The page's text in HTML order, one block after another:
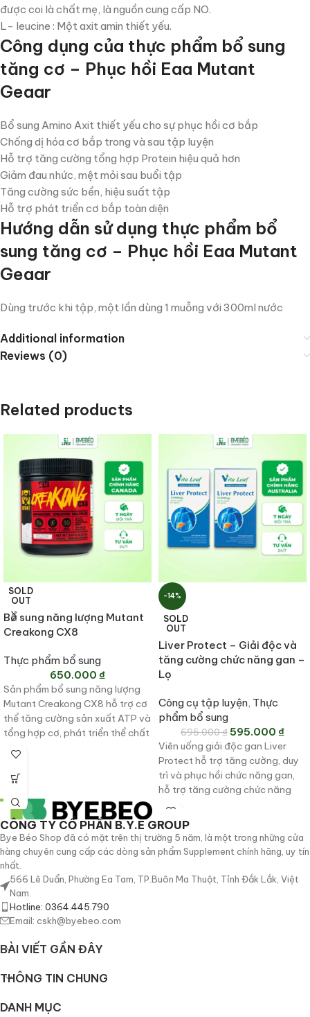
được coi là chất mẹ, là nguồn cung cấp NO.
L- leucine : Một axit amin thiết yếu.
Công dụng của thực phẩm bổ sung
tăng cơ – Phục hồi Eaa Mutant
Geaar
Bổ sung Amino Axit thiết yếu cho sự phục hồi cơ bắp
Chống dị hóa cơ bắp trong và sau tập luyện
Hỗ trợ tăng cường tổng hợp Protein hiệu quả hơn
Giảm đau nhức, mệt mỏi sau buổi tập
Tăng cường sức bền, hiệu suất tập
Hỗ trợ phát triển cơ bắp toàn diện
Hướng dẫn sử dụng thực phẩm bổ
sung tăng cơ – Phục hồi Eaa Mutant
Geaar
Dùng trước khi tập, một lần dùng 1 muỗng với 300ml nước
Additional information
Reviews (0)
Related products
SOLD
OUT
Bổ sung năng lượng Mutant
Creakong CX8
Thực phẩm bổ sung
650.000 ₫
Sản phẩm bổ sung năng lượng
Mutant Creakong CX8 hỗ trợ cơ
thể tăng cường sản xuất ATP và
tổng hợp cơ, phát triển thể chất
xây dựng cơ, hỗ trợ chống lão
hoá.
-14%
SOLD
OUT
Liver Protect – Giải độc và
tăng cường chức năng gan –
Lọ
Công cụ tập luyện, Thực
phẩm bổ sung
695.000₫595.000 ₫
Viên uống giải độc gan Liver
Protect hỗ trợ tăng cường, duy
trì và phục hồi chức năng gan,
hỗ trợ tăng cường chức năng
tiêu hóa, thanh nhiệt, cải thiện
sức khỏe làn da.
CÔNG TY CỔ PHẦN B.Y.E GROUP
Bye Béo Shop đã có mặt trên thị trường 5 năm, là một trong những cửa
hàng chuyên cung cấp các dòng sản phẩm Supplement chính hãng, uy tín
nhất.
566 Lê Duẩn, Phường Ea Tam, TP.Buôn Ma Thuột, Tỉnh Đắk Lắk, Việt
Nam.
Hotline: 0364.445.790
Email: cskh@byebeo.com
BÀI VIẾT GẦN ĐÂY
THÔNG TIN CHUNG
DANH MỤC